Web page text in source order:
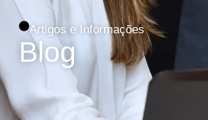
Artigos e Informações
Blog